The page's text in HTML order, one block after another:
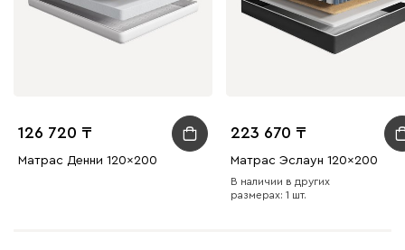
126 720
Матрас Денни 120x200
223 670
Матрас Эслаун 120x200
В наличии в других
размерах: 1 шт.